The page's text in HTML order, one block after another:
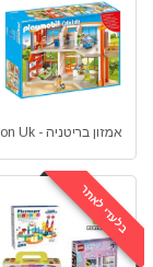
אמזון בריטניה - Amazon Uk
בלעדי לאתר